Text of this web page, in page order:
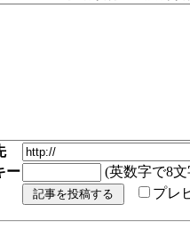
ー
(英数字で8
プレ